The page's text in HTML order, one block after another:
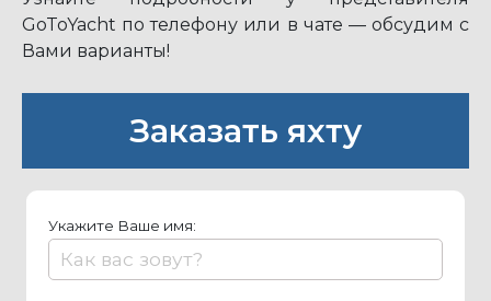
GoToYacht по телефону или в чате — обсудим с
Вами варианты!
Заказать яхту
Укажите Ваше имя: